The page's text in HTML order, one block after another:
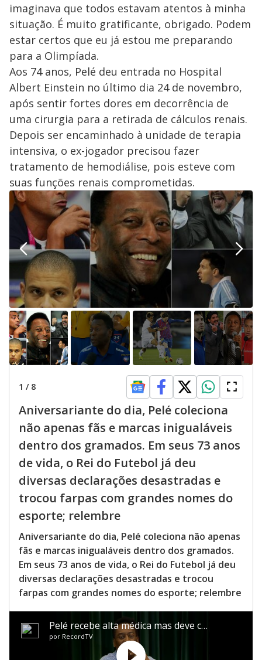
imaginava que todos estavam atentos à minha
situação. É muito gratificante, obrigado. Podem
estar certos que eu já estou me preparando
para a Olimpíada.
Aos 74 anos, Pelé deu entrada no Hospital
Albert Einstein no último dia 24 de novembro,
após sentir fortes dores em decorrência de
uma cirurgia para a retirada de cálculos renais.
Depois ser encaminhado à unidade de terapia
intensiva, o ex-jogador precisou fazer
tratamento de hemodiálise, pois esteve com
suas funções renais comprometidas.
1 / 8
Aniversariante do dia, Pelé coleciona
não apenas fãs e marcas inigualáveis
dentro dos gramados. Em seus 73 anos
de vida, o Rei do Futebol já deu
diversas declarações desastradas e
trocou farpas com grandes nomes do
esporte; relembre
Aniversariante do dia, Pelé coleciona não apenas
fãs e marcas inigualáveis dentro dos gramados.
Em seus 73 anos de vida, o Rei do Futebol já deu
diversas declarações desastradas e trocou
farpas com grandes nomes do esporte; relembre